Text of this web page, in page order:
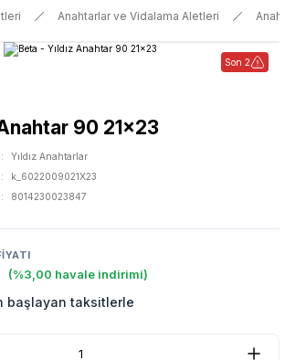
Anahtarlar ve Vidalama Aletleri
Son 2
90 21x23
Yıldız Anahtarlar
k_6022009021X23
8014230023847
(%3,00 havale indirimi)
başlayan taksitlerle